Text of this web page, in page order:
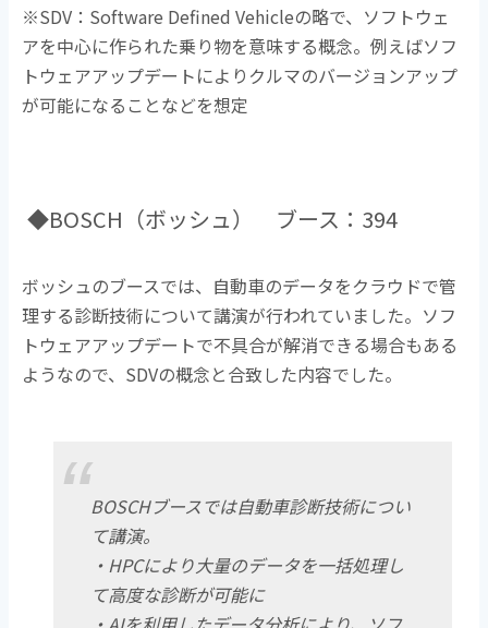
※SDV：Software Defined Vehicleの略で、ソフトウェ
アを中心に作られた乗り物を意味する概念。例えばソフ
トウェアアップデートによりクルマのバージョンアップ
が可能になることなどを想定
◆BOSCH（ボッシュ） ブース：394
ボッシュのブースでは、自動車のデータをクラウドで管
理する診断技術について講演が行われていました。ソフ
トウェアアップデートで不具合が解消できる場合もある
ようなので、SDVの概念と合致した内容でした。
BOSCHブースでは自動車診断技術につい
て講演。
・HPCにより大量のデータを一括処理し
て高度な診断が可能に